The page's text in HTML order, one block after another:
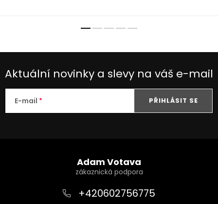
Aktuální novinky a slevy na váš e-mail
E-mail PŘIHLÁSIT SE
Adam Votava
+420602756775